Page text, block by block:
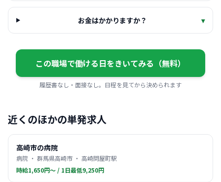
お金はかかりますか？ ▾
この職場で働ける日をきいてみる（無料）
履歴書なし・面接なし。日程を見てから決められます
近くのほかの単発求人
高崎市の病院
病院 ・ 群馬県高崎市 ・ 高崎問屋町駅
時給1,650円〜 / 1日最低9,250円